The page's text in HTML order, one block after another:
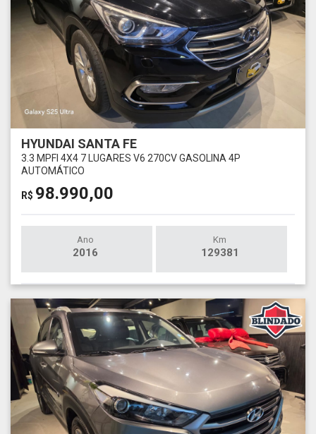
HYUNDAI SANTA FE
3.3 MPFI 4X4 7 LUGARES V6 270CV GASOLINA 4P
AUTOMÁTICO
R$ 98.990,00
Ano
2016
Km
129381